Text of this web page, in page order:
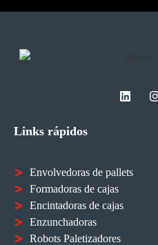
Links rápidos
Envolvedoras de pallets
Formadoras de cajas
Encintadoras de cajas
Enzunchadoras
Robots Paletizadores